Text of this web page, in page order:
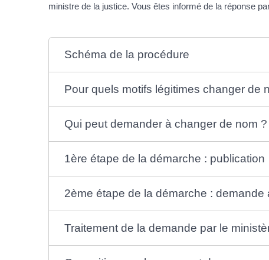
ministre de la justice. Vous êtes informé de la réponse
Schéma de la procédure
Pour quels motifs légitimes changer de
Qui peut demander à changer de nom ?
1ère étape de la démarche : publication
2ème étape de la démarche : demande
Traitement de la demande par le